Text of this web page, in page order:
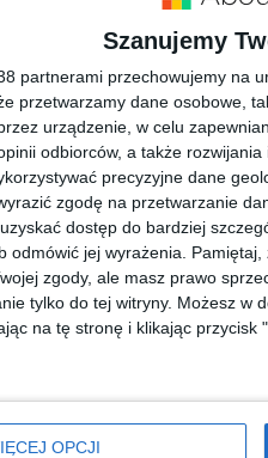
Szanujemy
partnerami przechowujemy na
przetwarzamy dane osobowe,
urządzenie, w celu
odbiorców, a także rozwijania
precyzyjne dane
zgodę na przetwarzanie
dostęp do bardziej
odmówić jej wyrażenia.
Pamiętaj,
zgody, ale masz prawo
tylko do tej witryny. Możesz w
na tę stronę i klikając przycisk
OPCJI
ZADAJ